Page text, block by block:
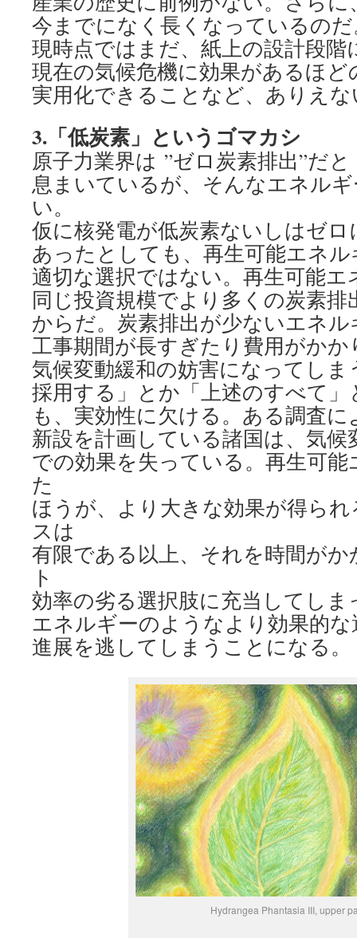
今までになく長くなっているの
現時点ではまだ、紙上の設計段
現在の気候危機に効果があるほ
実用化できることなど、ありえな
3. 「低炭素」というゴマカシ
原子力業界は ”ゼロ炭素排出”だと
息まいているが、そんなエネル
い。
仮に核発電が低炭素ないしはゼ
あったとしても、再生可能エネ
適切な選択ではない。再生可能
同じ投資規模でより多くの炭素排
からだ。炭素排出が少ないエネ
工事期間が長すぎたり費用がか
気候変動緩和の妨害になってし
採用する」とか「上述のすべて
も、実効性に欠ける。ある調査
新設を計画している諸国は、気候
での効果を失っている。再生可
た
ほうが、より大きな効果が得ら
スは
有限である以上、それを時間が
ト
効率の劣る選択肢に充当してしま
エネルギーのようなより効果的
進展を逃してしまうことになる。
Hydrangea Phantasia III, upper